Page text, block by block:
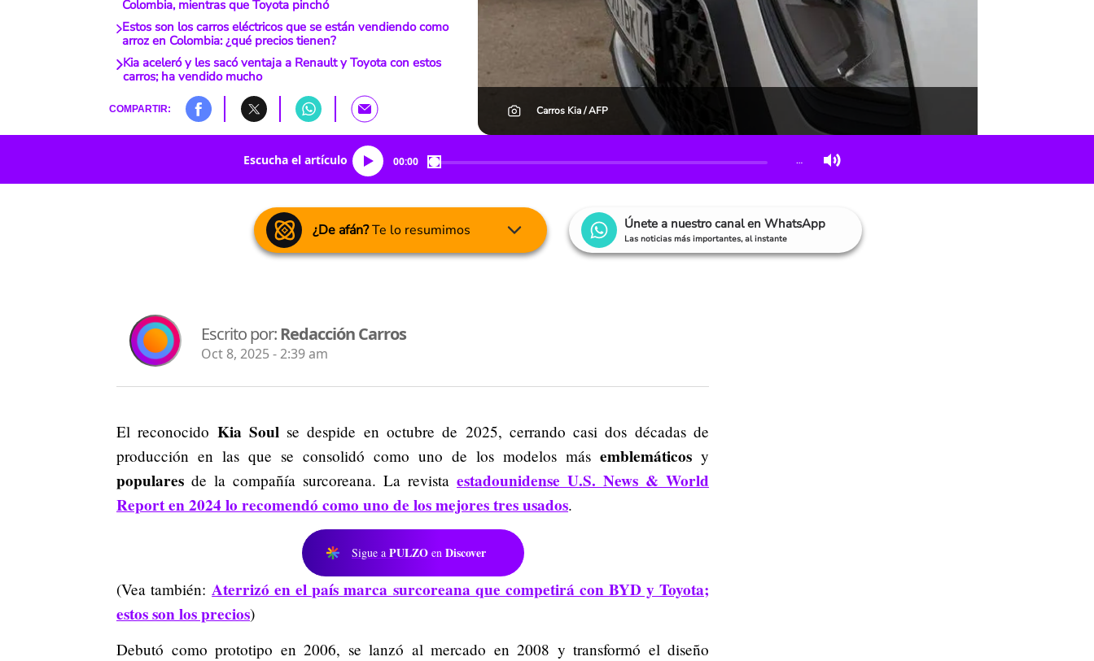
Colombia, mientras que Toyota pinchó
Estos son los carros eléctricos que se están vendiendo como
arroz en Colombia: ¿qué precios tienen?
Kia aceleró y les sacó ventaja a Renault y Toyota con estos
carros; ha vendido mucho
COMPARTIR: Carros Kia / AFP
Escucha el artículo 00:00 …
¿De afán?Te lo resumimos Únete a nuestro canal en WhatsApp
Las noticias más importantes, al instante
Escrito por:Redacción Carros
Oct 8, 2025 - 2:39 am
El reconocido Kia Soul se despide en octubre de 2025, cerrando casi dos décadas de
producción en las que se consolidó como uno de los modelos más emblemáticos y
populares de la compañía surcoreana. La revista estadounidense U.S. News & World
Report en 2024 lo recomendó como uno de los mejores tres usados.
Sigue a PULZO en Discover
(Vea también: Aterrizó en el país marca surcoreana que competirá con BYD y Toyota;
estos son los precios)
Debutó como prototipo en 2006, se lanzó al mercado en 2008 y transformó el diseño